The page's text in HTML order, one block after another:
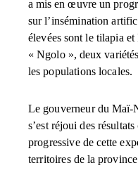
a mis en œuvre un
sur l’insémination
élevées sont le tilapia
« Ngolo », deux
les populations locales.
Le gouverneur du Maï-
s’est réjoui des
progressive de cette
territoires de la